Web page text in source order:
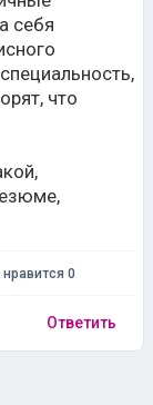
себя
что
0
Ответить